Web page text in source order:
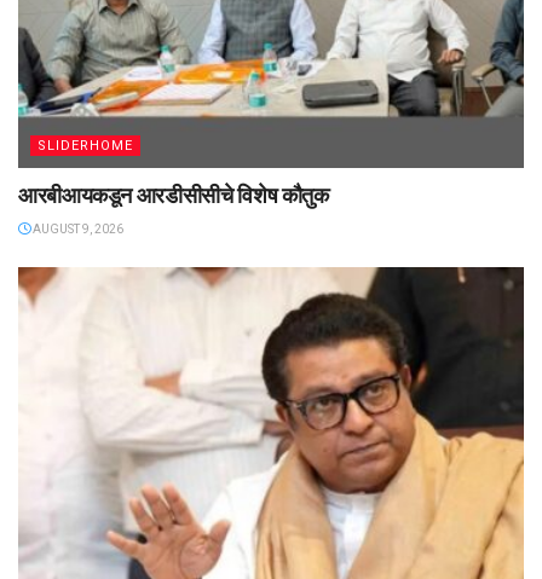
SLIDERHOME
आरबीआयकडून आरडीसीसीचे विशेष कौतुक
AUGUST 9, 2026